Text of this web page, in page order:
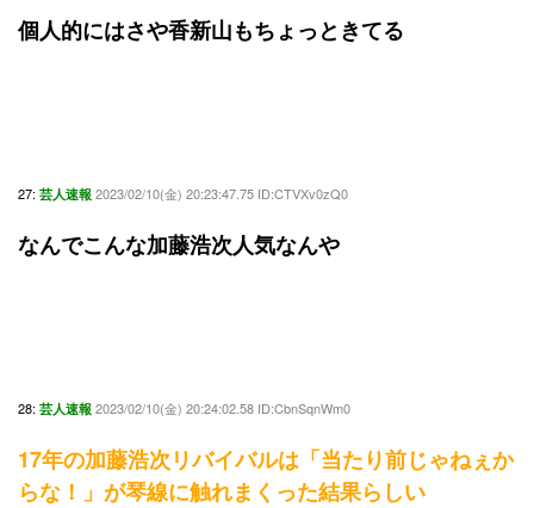
個人的にはさや香新山もちょっときてる
27: 芸人速報 2023/02/10(金) 20:23:47.75 ID:CTVXv0zQ0
なんでこんな加藤浩次人気なんや
28: 芸人速報 2023/02/10(金) 20:24:02.58 ID:CbnSqnWm0
17年の加藤浩次リバイバルは「当たり前じゃねぇか
らな！」が琴線に触れまくった結果らしい